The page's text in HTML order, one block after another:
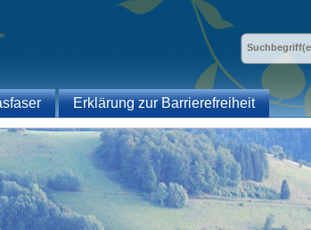
Erklärung zur Barrierefreiheit